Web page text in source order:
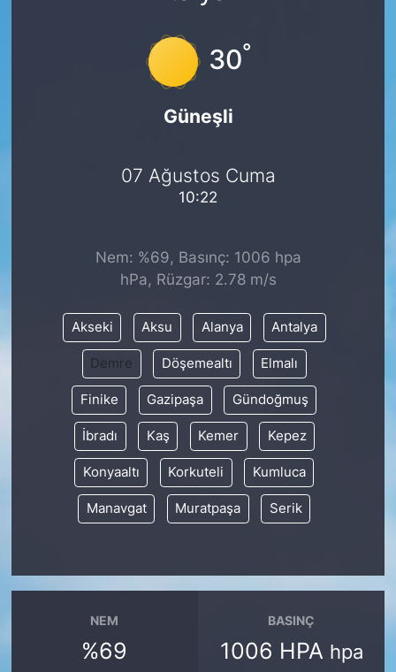
30°
Güneşli
07 Ağustos Cuma
10:22
Nem: %69, Basınç: 1006 hpa
hPa, Rüzgar: 2.78 m/s
Akseki Aksu Alanya Antalya
Demre Döşemealtı Elmalı
Finike Gazipaşa Gündoğmuş
İbradı Kaş Kemer Kepez
Konyaaltı Korkuteli Kumluca
Manavgat Muratpaşa Serik
NEM
%69
BASINÇ
1006 HPA hpa